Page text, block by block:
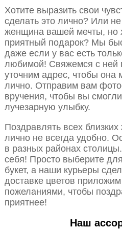
Хотите выразить свои
сделать это лично? Или
женщина вашей мечты, но
приятный подарок? Мы
даже если у вас есть
любимой! Свяжемся с ней
уточним адрес, чтобы она
лично. Отправим вам
вручения, чтобы вы
лучезарную улыбку.
Поздравлять всех
лично не всегда удобно.
в разных районах
себя! Просто выберите
букет, а наши курьеры
доставке цветов
пожеланиями, чтобы
приятнее!
Наш